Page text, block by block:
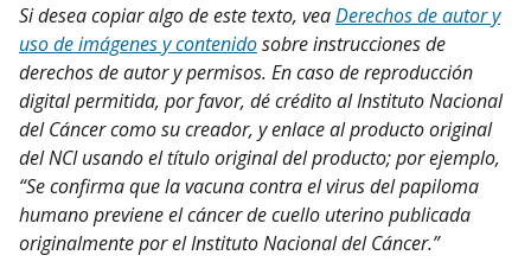
Si desea copiar algo de este texto, veaDerechos de autor y
uso de imágenes y contenidosobre instrucciones de
derechos de autor y permisos. En caso de reproducción
digital permitida, por favor, dé crédito al Instituto Nacional
del Cáncer como su creador, y enlace al producto original
del NCI usando el título original del producto; por ejemplo,
“Se confirma que la vacuna contra el virus del papiloma
humano previene el cáncer de cuello uterino publicada
originalmente por el Instituto Nacional del Cáncer.”